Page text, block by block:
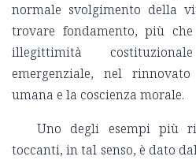
normale svolgimento della
trovare fondamento, più
illegittimità
emergenziale, nel
umana e la coscienza morale.
Uno degli esempi più
toccanti, in tal senso, è dato